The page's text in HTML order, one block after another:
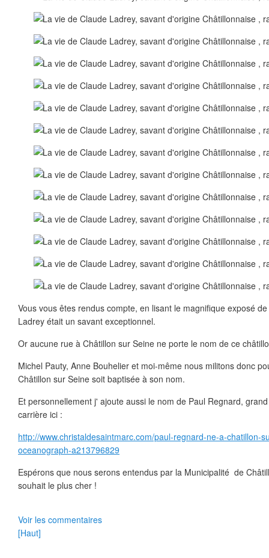
Vous vous êtes rendus compte, en lisant le magnifique exposé
Ladrey était un savant exceptionnel.
Or aucune rue à Châtillon sur Seine ne porte le nom de ce
Michel Pauty, Anne Bouhelier et moi-même nous militons donc
Châtillon sur Seine soit baptisée à son nom.
Et personnellement j' ajoute aussi le nom de Paul Regnard,
carrière ici :
http://www.christaldesaintmarc.com/paul-regnard-ne-a-chatillon-
oceanograph-a213796829
Espérons que nous serons entendus par la Municipalité de
souhait le plus cher !
Voir les commentaires
[Haut]